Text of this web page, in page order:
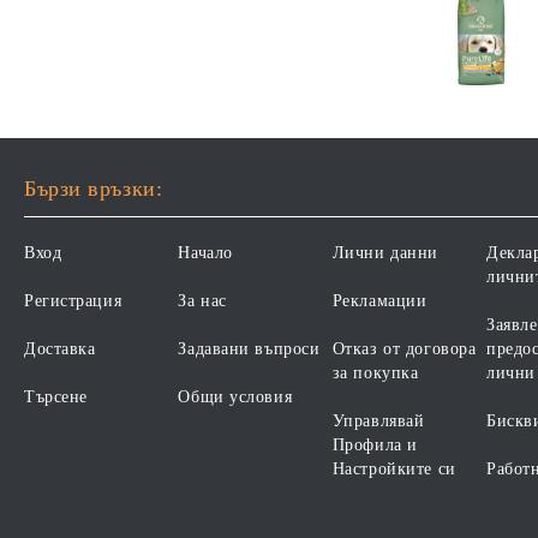
Бързи връзки:
Вход
Регистрация
Доставка
Търсене
Начало
За нас
Задавани въпроси
Общи условия
Лични данни
Рекламации
Отказ от договора
за покупка
Управлявай
Профила и
Настройките си